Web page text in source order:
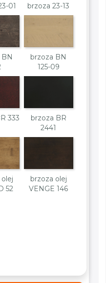
01 brzoza 23-13
brzoza BN
125-09
333
brzoza BR
2441
52
brzoza olej
VENGE 146